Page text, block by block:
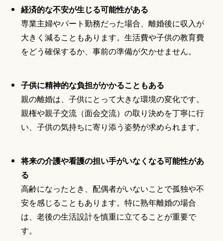
経済的な不安が生じる可能性がある
専業主婦やパート勤務だった場合、離婚後に収入が
大きく減ることもあります。生活費や子供の教育費
をどう確保するか、事前の準備が欠かせません。
子供に精神的な負担がかかることもある
親の離婚は、子供にとって大きな環境の変化です。
親権や親子交流（面会交流）の取り決めを丁寧に行
い、子供の気持ちに寄り添う姿勢が求められます。
将来の介護や看護の担い手がいなくなる可能性があ
る
高齢になったとき、配偶者がいないことで孤独や不
安を感じることもあります。特に熟年離婚の場合
は、老後の生活設計を慎重に立てることが重要で
す。